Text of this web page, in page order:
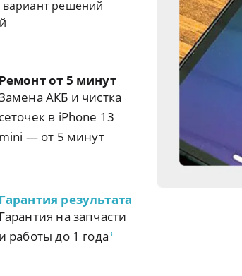
решений
Ремонт от 5 минут
АКБ и чистка
сеточек в iPhone 13
mini — от 5 минут
Гарантия результата
Гарантия на запчасти
и работы до 1 года3